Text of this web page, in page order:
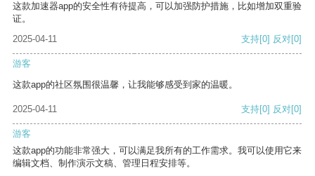
这款加速器app的安全性有待提高，可以加强防护措施，比如增加双重验
证。
2025-04-11
支持[0] 反对[0]
游客
这款app的社区氛围很温馨，让我能够感受到家的温暖。
2025-04-11 支持[0] 反对[0]
游客
这款app的功能非常强大，可以满足我所有的工作需求。我可以使用它来
编辑文档、制作演示文稿、管理日程安排等。